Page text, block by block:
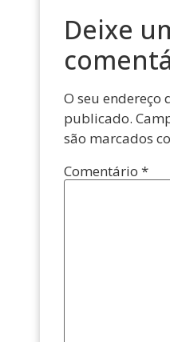
Deixe
O seu endereço
publicado.
são marcados
Comentário *